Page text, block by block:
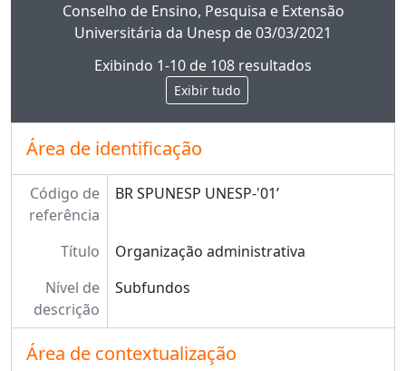
Conselho de Ensino, Pesquisa e Extensão
Universitária da Unesp de 03/03/2021
Exibindo 1-10 de 108 resultados
Exibir tudo
Área de identificação
Código de
referência
BR SPUNESP UNESP-'01’
Título
Organização administrativa
Nível de
descrição
Subfundos
Área de contextualização